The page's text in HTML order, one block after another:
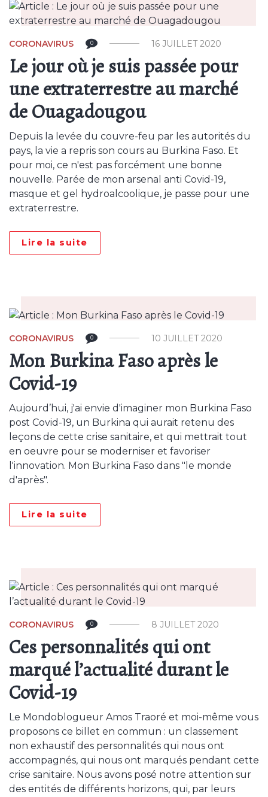
CORONAVIRUS 0 16 JUILLET 2020
Le jour où je suis passée pour
une extraterrestre au marché
de Ouagadougou
Depuis la levée du couvre-feu par les autorités du
pays, la vie a repris son cours au Burkina Faso. Et
pour moi, ce n'est pas forcément une bonne
nouvelle. Parée de mon arsenal anti Covid-19,
masque et gel hydroalcoolique, je passe pour une
extraterrestre.
Lire la suite
CORONAVIRUS 0 10 JUILLET 2020
Mon Burkina Faso après le
Covid-19
Aujourd’hui, j'ai envie d'imaginer mon Burkina Faso
post Covid-19, un Burkina qui aurait retenu des
leçons de cette crise sanitaire, et qui mettrait tout
en oeuvre pour se moderniser et favoriser
l'innovation. Mon Burkina Faso dans "le monde
d'après".
Lire la suite
CORONAVIRUS 0 8 JUILLET 2020
Ces personnalités qui ont
marqué l’actualité durant le
Covid-19
Le Mondoblogueur Amos Traoré et moi-même vous
proposons ce billet en commun : un classement
non exhaustif des personnalités qui nous ont
accompagnés, qui nous ont marqués pendant cette
crise sanitaire. Nous avons posé notre attention sur
des entités de différents horizons, qui, par leurs